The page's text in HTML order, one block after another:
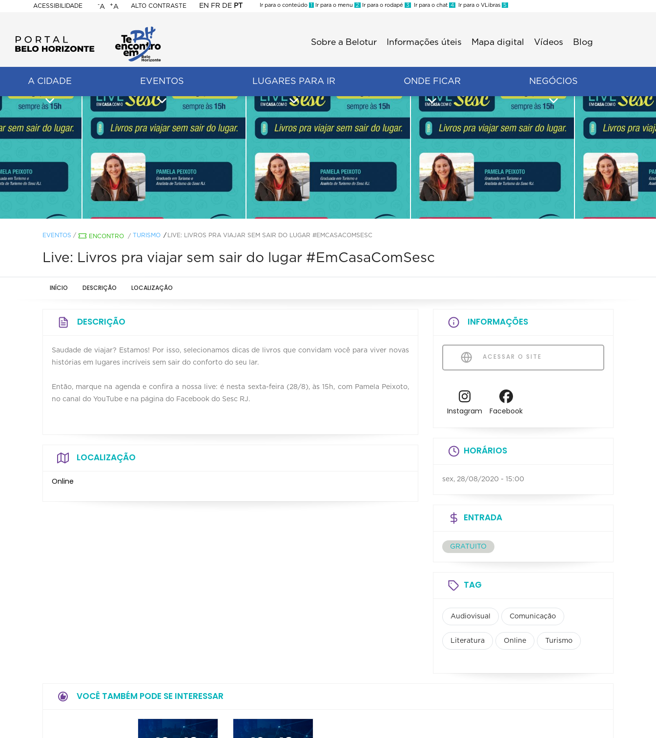
ACESSIBILIDADE
BELO
HORIZONTE
-A +A ALTO CONTRASTE EN FR DE PT
Ir para o conteúdo 1 Ir para o menu 2 Ir para o rodapé 3 Ir para o chat 4 Ir para o VLibras 5
Sobre a Belotur Informações úteis Mapa digital Vídeos Blog
A CIDADE EVENTOS LUGARES PARA IR ONDE FICAR NEGÓCIOS
EVENTOS / ENCONTRO / TURISMO LIVE: LIVROS PRA VIAJAR SEM SAIR DO LUGAR #EMCASACOMSESC
Live: Livros pra viajar sem sair do lugar #EmCasaComSesc
INÍCIO DESCRIÇÃO LOCALIZAÇÃO
DESCRIÇÃO
Saudade de viajar? Estamos! Por isso, selecionamos dicas de livros que convidam você para viver novas
histórias em lugares incríveis sem sair do conforto do seu lar.
Então, marque na agenda e confira a nossa live: é nesta sexta-feira (28/8), às 15h, com Pamela Peixoto,
no canal do YouTube e na página do Facebook do Sesc RJ.
LOCALIZAÇÃO
Online
INFORMAÇÕES
ACESSAR O SITE
Instagram Facebook
HORÁRIOS
sex, 28/08/2020 - 15:00
ENTRADA
GRATUITO
TAG
Audiovisual Comunicação
Literatura Online Turismo
VOCÊ TAMBÉM PODE SE INTERESSAR